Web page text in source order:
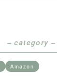
– category –
Amazon